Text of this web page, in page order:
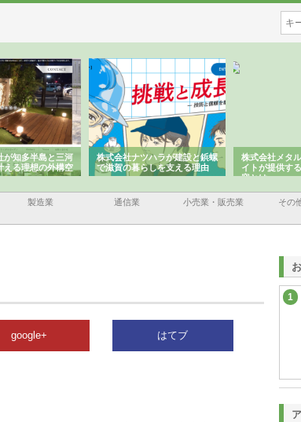
が知多半島と三河
える理想の外構空
株式会社ナツハラが建設と鋲螺
で滋賀の暮らしを支える理由
株式会社メタ
イトが提供す
容とは
製造業 通信業 小売業・販売業 その
google+ はてブ
1